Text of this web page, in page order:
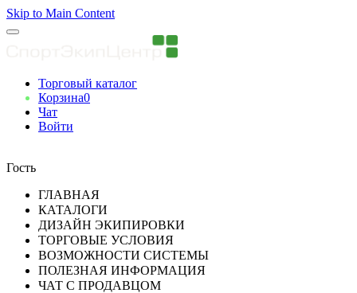
Skip to Main Content
Торговый каталог
Корзина0
Чат
Войти
Гость
ГЛАВНАЯ
КАТАЛОГИ
ДИЗАЙН ЭКИПИРОВКИ
ТОРГОВЫЕ УСЛОВИЯ
ВОЗМОЖНОСТИ СИСТЕМЫ
ПОЛЕЗНАЯ ИНФОРМАЦИЯ
ЧАТ С ПРОДАВЦОМ